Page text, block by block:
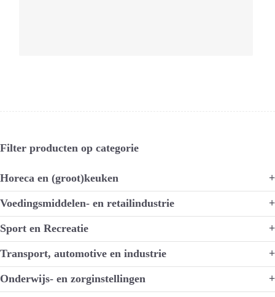
Filter producten op categorie
Horeca en (groot)keuken +
Voedingsmiddelen- en retailindustrie +
Sport en Recreatie +
Transport, automotive en industrie +
Onderwijs- en zorginstellingen +